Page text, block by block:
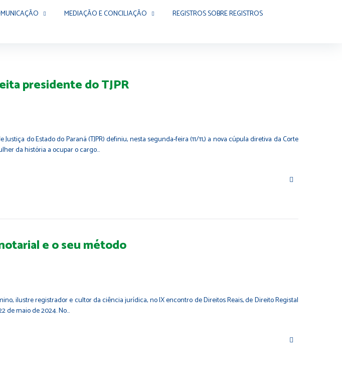
MEDIAÇÃO E CONCILIAÇÃO
REGISTROS SOBRE REGISTROS
presidente do TJPR
do Estado do Paraná (TJPR) definiu, nesta segunda-feira (11/11,) a nova cúpula diretiva da Corte
da história a ocupar o cargo…
e o seu método
ilustre registrador e cultor da ciência jurídica, no IX encontro de Direitos Reais, de Direito Registal
de maio de 2024. No…